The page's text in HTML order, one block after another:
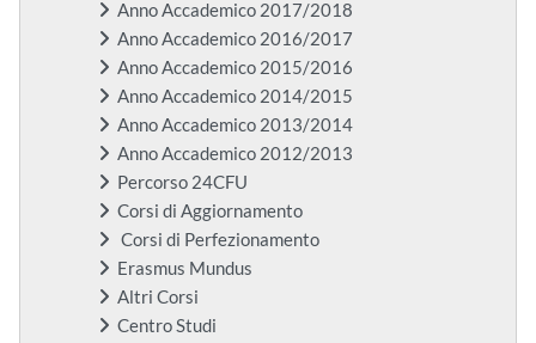
Anno Accademico 2017/2018
Anno Accademico 2016/2017
Anno Accademico 2015/2016
Anno Accademico 2014/2015
Anno Accademico 2013/2014
Anno Accademico 2012/2013
Percorso 24CFU
Corsi di Aggiornamento
Corsi di Perfezionamento
Erasmus Mundus
Altri Corsi
Centro Studi